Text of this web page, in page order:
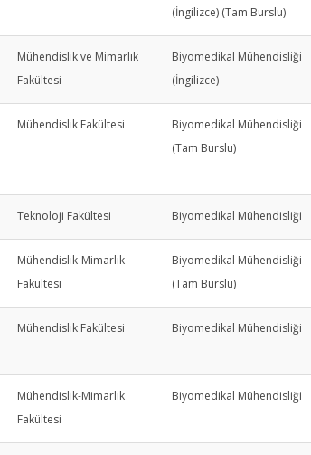
(İngilizce) (Tam Burslu)
Mühendislik ve Mimarlık
Fakültesi
Biyomedikal Mühendisliği
(İngilizce)
Mühendislik Fakültesi
Biyomedikal Mühendisliği
(Tam Burslu)
Teknoloji Fakültesi Biyomedikal Mühendisliği
Mühendislik-Mimarlık
Fakültesi
Biyomedikal Mühendisliği
(Tam Burslu)
Mühendislik Fakültesi Biyomedikal Mühendisliği
Mühendislik-Mimarlık
Fakültesi
Biyomedikal Mühendisliği